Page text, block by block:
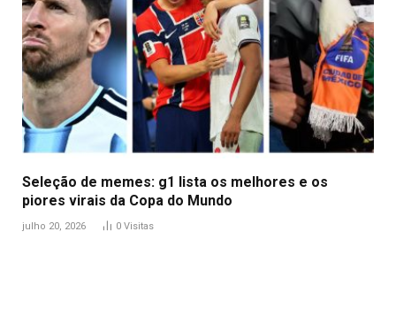
Seleção de memes: g1 lista os melhores e os
piores virais da Copa do Mundo
julho 20, 2026 0 Visitas